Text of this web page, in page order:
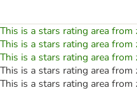
This is a stars rating area from
This is a stars rating area from
This is a stars rating area from
This is a stars rating area from
This is a stars rating area from